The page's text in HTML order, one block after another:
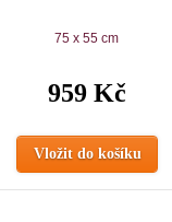
75 x 55 cm
959 Kč
Vložit do košíku